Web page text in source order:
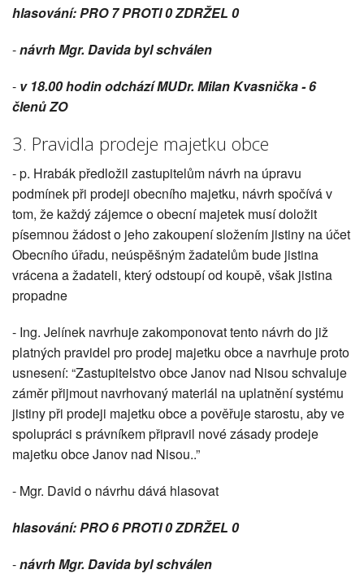
hlasování: PRO 7 PROTI 0 ZDRŽEL 0
-návrh Mgr. Davida byl schválen
- v 18.00 hodin odchází MUDr. Milan Kvasnička - 6
členů ZO
3. Pravidla prodeje majetku obce
- p. Hrabák předložil zastupitelům návrh na úpravu
podmínek při prodeji obecního majetku, návrh spočívá v
tom, že každý zájemce o obecní majetek musí doložit
písemnou žádost o jeho zakoupení složením jistiny na účet
Obecního úřadu, neúspěšným žadatelům bude jistina
vrácena a žadateli, který odstoupí od koupě, však jistina
propadne
- Ing. Jelínek navrhuje zakomponovat tento návrh do již
platných pravidel pro prodej majetku obce a navrhuje proto
usnesení: “Zastupitelstvo obce Janov nad Nisou schvaluje
záměr přijmout navrhovaný materiál na uplatnění systému
jistiny při prodeji majetku obce a pověřuje starostu, aby ve
spolupráci s právníkem připravil nové zásady prodeje
majetku obce Janov nad Nisou..”
- Mgr. David o návrhu dává hlasovat
hlasování: PRO 6 PROTI 0 ZDRŽEL 0
-návrh Mgr. Davida byl schválen